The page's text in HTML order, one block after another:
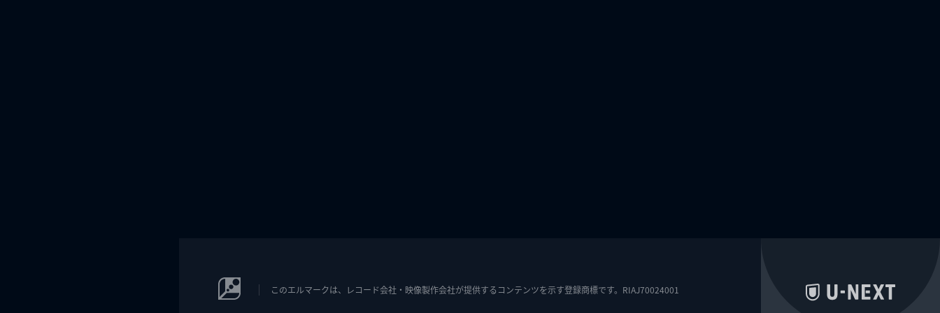
このエルマークは、レコード会社・映像製作会社が提供するコンテンツを示す登録商標です。RIAJ70024001